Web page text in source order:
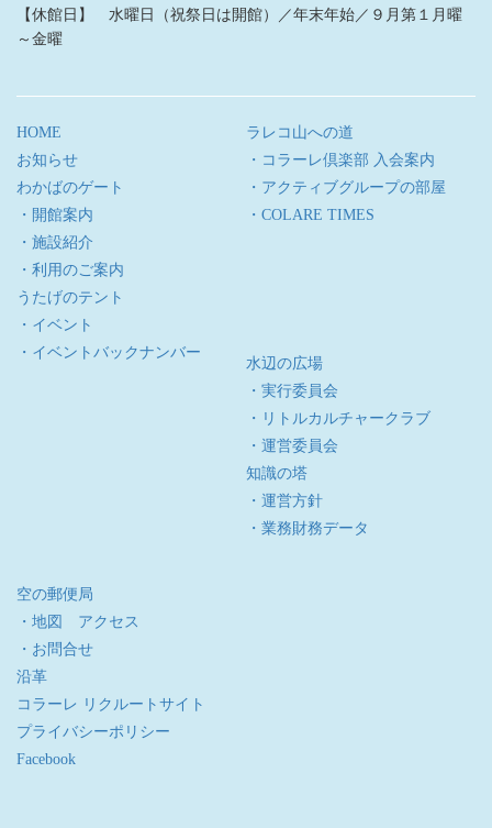
【休館日】 水曜日（祝祭日は開館）／年末年始／９月第１月曜
～金曜
HOME
お知らせ
わかばのゲート
・開館案内
・施設紹介
・利用のご案内
うたげのテント
・イベント
・イベントバックナンバー
ラレコ山への道
・コラーレ倶楽部 入会案内
・アクティブグループの部屋
・COLARE TIMES
水辺の広場
・実行委員会
・リトルカルチャークラブ
・運営委員会
知識の塔
・運営方針
・業務財務データ
空の郵便局
・地図 アクセス
・お問合せ
沿革
コラーレ リクルートサイト
プライバシーポリシー
Facebook